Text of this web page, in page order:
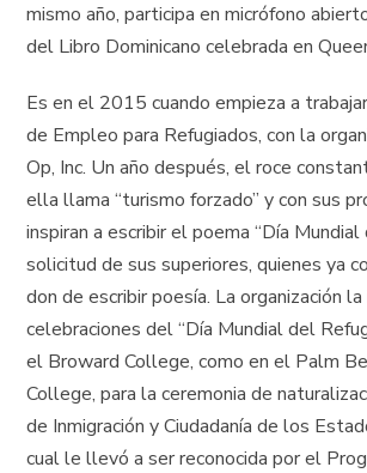
mismo año, participa en micrófono
del Libro Dominicano celebrada en
Es en el 2015 cuando empieza a
de Empleo para Refugiados, con la
Op, Inc. Un año después, el roce
ella llama “turismo forzado” y con sus
inspiran a escribir el poema “Día Mundial
solicitud de sus superiores, quienes ya
don de escribir poesía. La organización
celebraciones del “Día Mundial del
el Broward College, como en el Palm
College, para la ceremonia de
de Inmigración y Ciudadanía de los
cual le llevó a ser reconocida por el